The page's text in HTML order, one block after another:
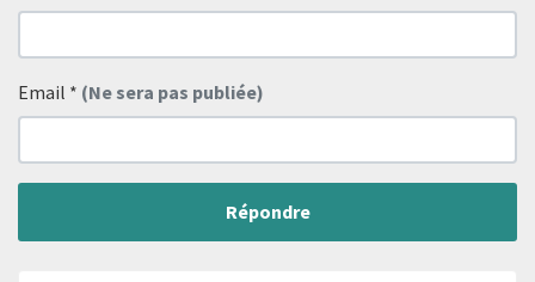
Email * (Ne sera pas publiée)
Répondre